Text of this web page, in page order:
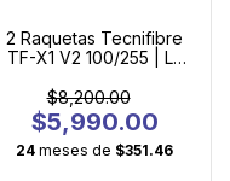
2 Raquetas Tecnifibre
TF-X1 V2 100/255 | La
Adulto con Tecnología
Profesional
$8,200.00
$5,990.00
24 meses de $351.46